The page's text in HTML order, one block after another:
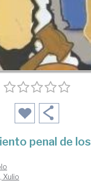
penal de los
Xulio